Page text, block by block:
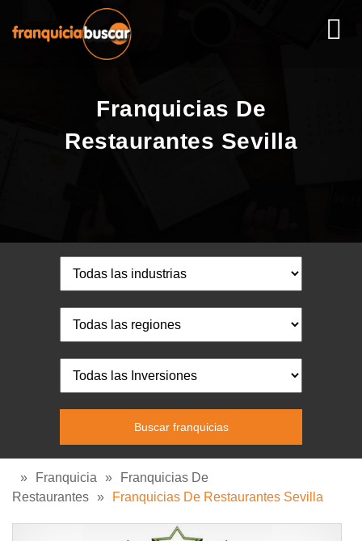
Franquicias De
Restaurantes Sevilla
» Franquicia »
Franquicias De
Restaurantes » Franquicias De Restaurantes Sevilla